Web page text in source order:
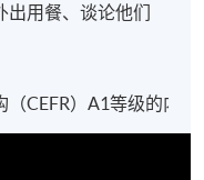
用餐、谈论他们
CEFR）A1等级的内容